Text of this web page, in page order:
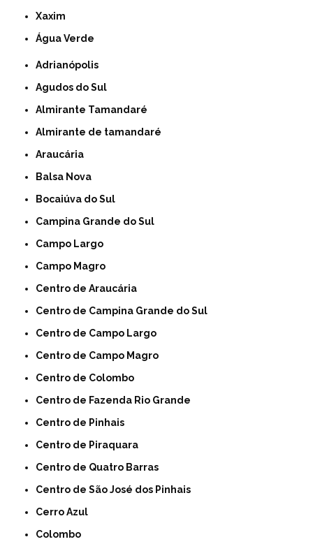
Xaxim
Água Verde
Adrianópolis
Agudos do Sul
Almirante Tamandaré
Almirante de tamandaré
Araucária
Balsa Nova
Bocaiúva do Sul
Campina Grande do Sul
Campo Largo
Campo Magro
Centro de Araucária
Centro de Campina Grande do Sul
Centro de Campo Largo
Centro de Campo Magro
Centro de Colombo
Centro de Fazenda Rio Grande
Centro de Pinhais
Centro de Piraquara
Centro de Quatro Barras
Centro de São José dos Pinhais
Cerro Azul
Colombo